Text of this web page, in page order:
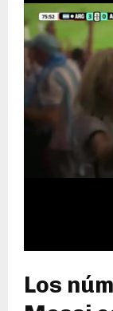
Los